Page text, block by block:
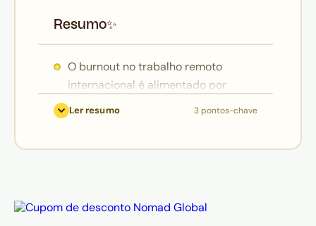
Resumo✨
O burnout no trabalho remoto
internacional é alimentado por
fatores específicos: a pressão de
todo em uma segunda língua.
Ler resumo 3 pontos-chave